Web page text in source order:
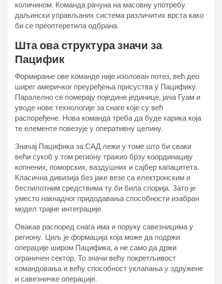
количином. Команда рачуна на масовну употребу
даљински управљаних система различитих врста како
би се преоптеретила одбрана.
Шта ова структура значи за
Пацифик
Формирање ове команде није изолован потез, већ део
ширег америчког преуређења присуства у Пацифику.
Паралелно се померају поједине јединице, јача Гуам и
уводе нове технологије за снаге које су већ
распоређене. Нова команда треба да буде карика која
те елементе повезује у оперативну целину.
Значај Пацифика за САД лежи у томе што би сваки
већи сукоб у том региону тражио брзу координацију
копнених, поморских, ваздушних и сајбер капацитета.
Класична дивизија без јаке везе са електронским и
беспилотним средствима ту би била спорија. Зато је
уместо накнадног придодавања способности изабран
модел трајне интеграције.
Овакав распоред снага има и поруку савезницима у
региону. Циљ је формација која може да подржи
операције широм Пацифика, а не само да држи
ограничен сектор. То значи већу покретљивост
командовања и већу способност уклапања у здружене
и савезничке операције.